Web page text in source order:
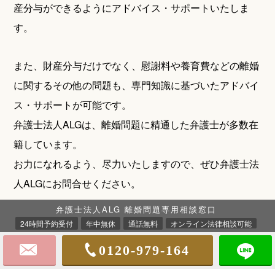
産分与ができるようにアドバイス・サポートいたしま
す。
また、財産分与だけでなく、慰謝料や養育費などの離婚
に関するその他の問題も、専門知識に基づいたアドバイ
ス・サポートが可能です。
弁護士法人ALGは、離婚問題に精通した弁護士が多数在
籍しています。
お力になれるよう、尽力いたしますので、ぜひ弁護士法
人ALGにお問合せください。
1人で悩まず弁護士にご相談ください
弁護士法人ALG 離婚問題専用相談窓口
24時間予約受付 年中無休 通話無料 オンライン法律相談可能
0120-979-164